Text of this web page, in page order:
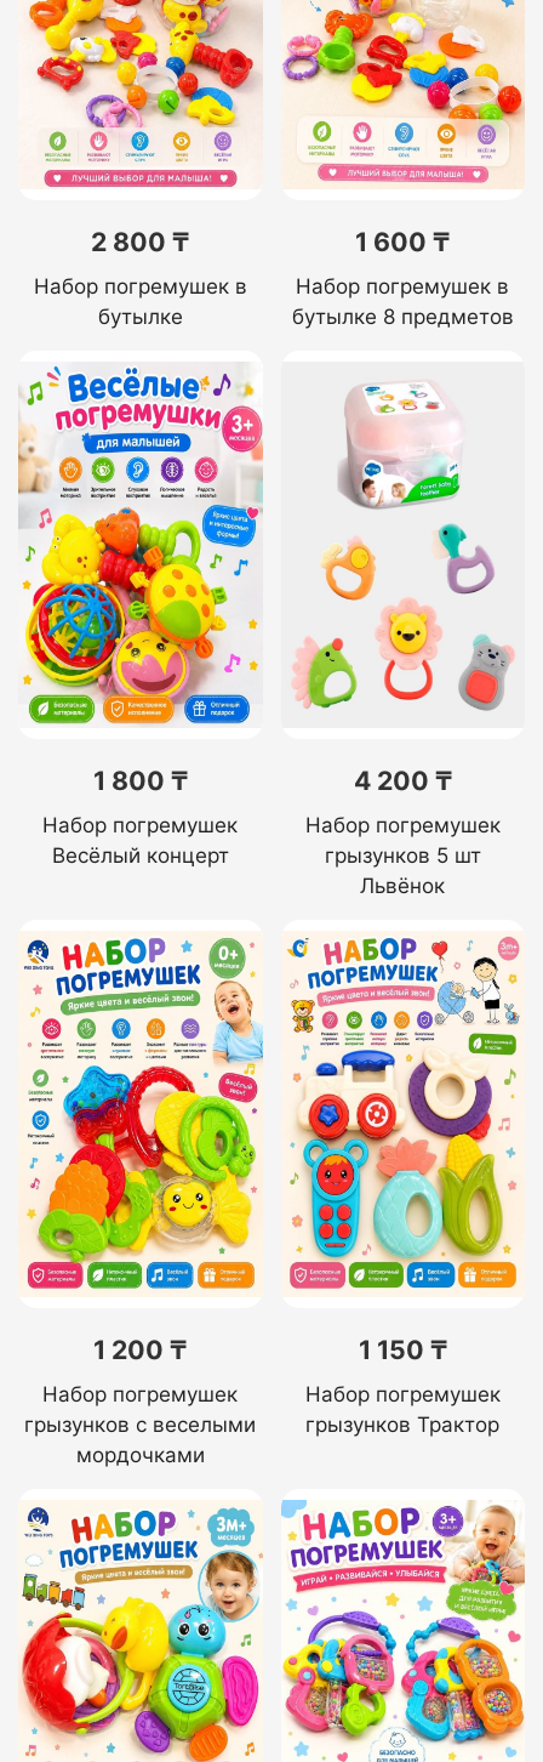
2 800 ₸
Набор погремушек в
бутылке
1 600 ₸
Набор погремушек в
бутылке 8 предметов
1 800 ₸
Набор погремушек
Весёлый концерт
4 200 ₸
Набор погремушек
грызунков 5 шт
Львёнок
1 200 ₸
Набор погремушек
грызунков с веселыми
мордочками
1 150 ₸
Набор погремушек
грызунков Трактор